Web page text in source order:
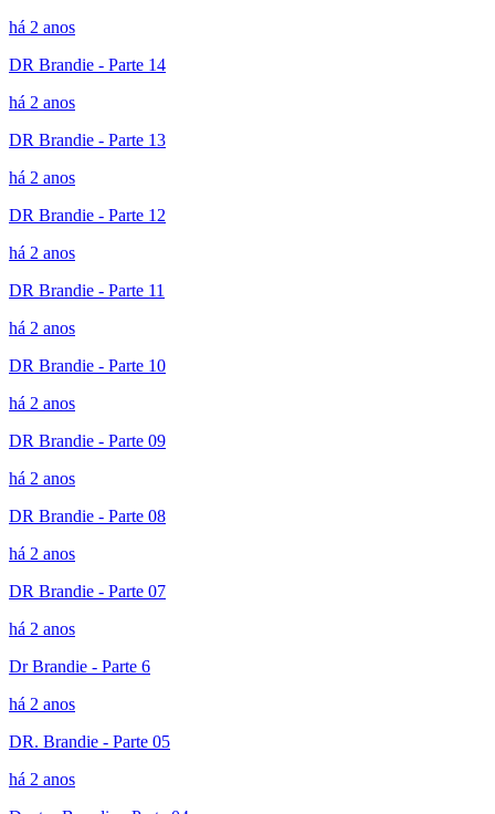
há 2 anos
DR Brandie - Parte 14
há 2 anos
DR Brandie - Parte 13
há 2 anos
DR Brandie - Parte 12
há 2 anos
DR Brandie - Parte 11
há 2 anos
DR Brandie - Parte 10
há 2 anos
DR Brandie - Parte 09
há 2 anos
DR Brandie - Parte 08
há 2 anos
DR Brandie - Parte 07
há 2 anos
Dr Brandie - Parte 6
há 2 anos
DR. Brandie - Parte 05
há 2 anos